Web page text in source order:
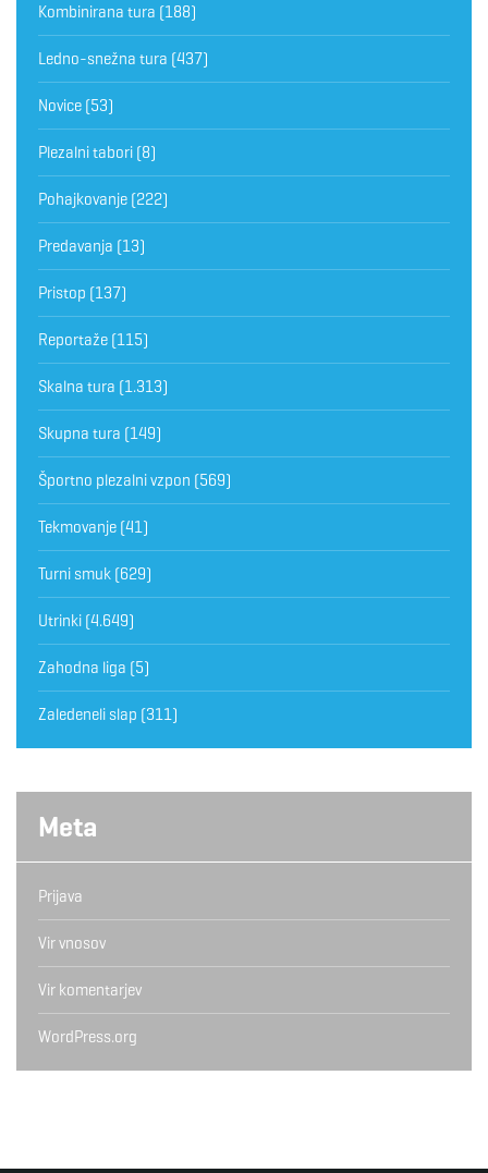
Kombinirana tura (188)
Ledno-snežna tura (437)
Novice (53)
Plezalni tabori (8)
Pohajkovanje (222)
Predavanja (13)
Pristop (137)
Reportaže (115)
Skalna tura (1.313)
Skupna tura (149)
Športno plezalni vzpon (569)
Tekmovanje (41)
Turni smuk (629)
Utrinki (4.649)
Zahodna liga (5)
Zaledeneli slap (311)
Meta
Prijava
Vir vnosov
Vir komentarjev
WordPress.org